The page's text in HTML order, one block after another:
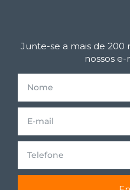
Junte-se a mais de 200
nossos e-